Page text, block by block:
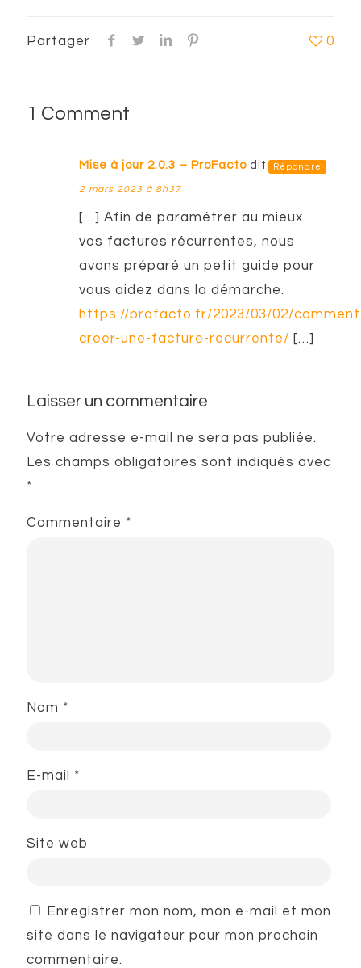
Partager 0
1 Comment
Mise à jour 2.0.3 – ProFacto dit :
2 mars 2023 à 8h37
[…] Afin de paramétrer au mieux
vos factures récurrentes, nous
avons préparé un petit guide pour
vous aidez dans la démarche.
https://profacto.fr/2023/03/02/
creer-une-facture-recurrente/ […]
Répondre
Laisser un commentaire
Votre adresse e-mail ne sera pas publiée.
Les champs obligatoires sont indiqués avec
*
Commentaire *
Nom *
E-mail *
Site web
Enregistrer mon nom, mon e-mail et mon
site dans le navigateur pour mon prochain
commentaire.